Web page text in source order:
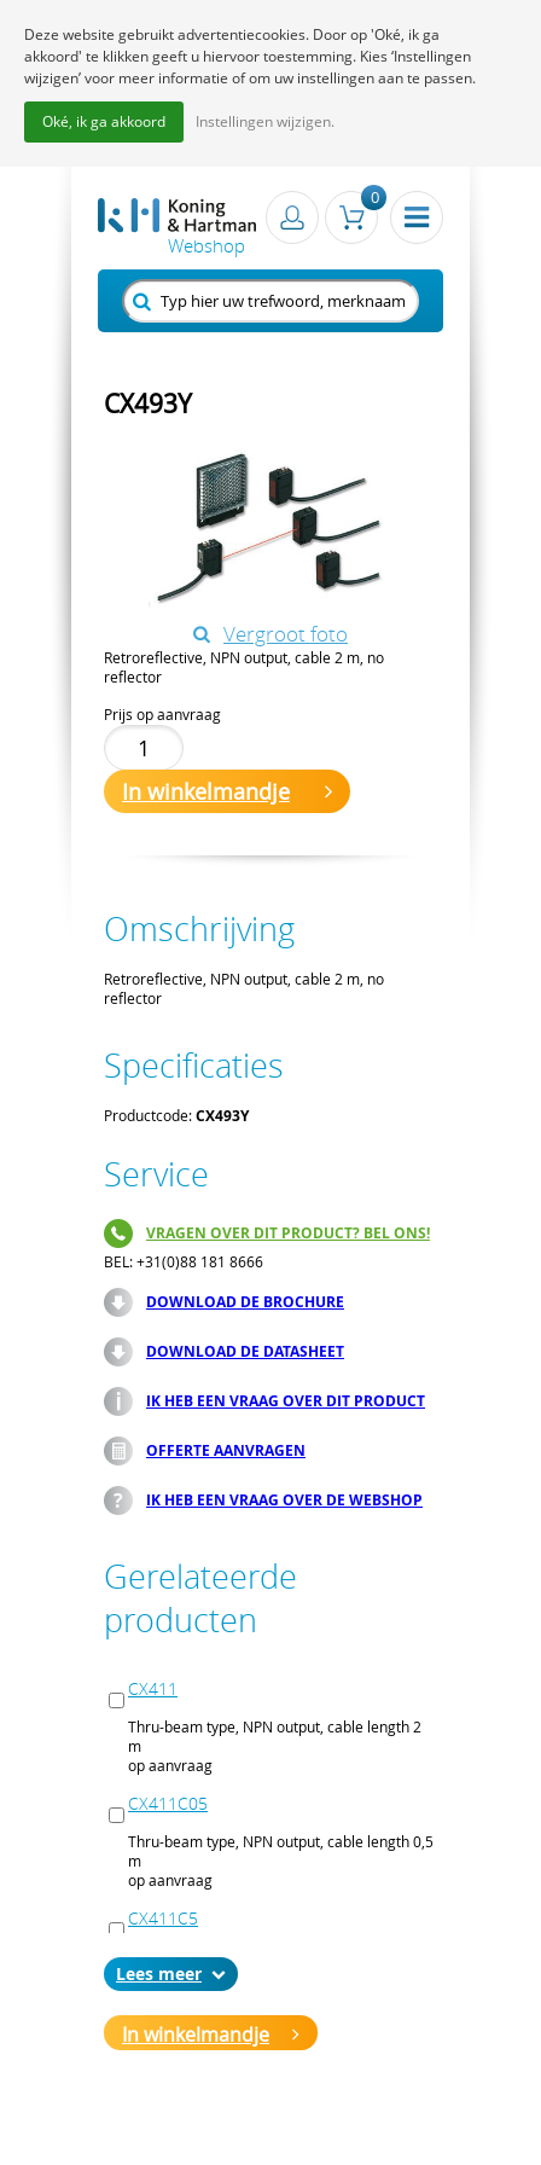
0
CX493Y
Vergroot foto
Retroreflective, NPN output, cable 2 m, no
reflector
Prijs op aanvraag
In winkelmandje
Omschrijving
Retroreflective, NPN output, cable 2 m, no
reflector
Specificaties
Productcode:CX493Y
Service
VRAGEN OVER DIT PRODUCT? BEL ONS!
BEL: +31(0)88 181 8666
DOWNLOAD DE BROCHURE
DOWNLOAD DE DATASHEET
IK HEB EEN VRAAG OVER DIT PRODUCT
OFFERTE AANVRAGEN
IK HEB EEN VRAAG OVER DE WEBSHOP
Gerelateerde
producten
CX411
Thru-beam type, NPN output, cable length 2
m
op aanvraag
CX411C05
Thru-beam type, NPN output, cable length 0,5
m
op aanvraag
CX411C5
Thru-beam type, NPN output, cable length 5
m
op aanvraag
CX411J
Lees
In winkelmandje
Deze website gebruikt advertentiecookies. Door op 'Oké, ik ga
akkoord' te klikken geeft u hiervoor toestemming. Kies ‘Instellingen
wijzigen’ voor meer informatie of om uw instellingen aan te passen.
Oké, ik ga akkoord Instellingen wijzigen.